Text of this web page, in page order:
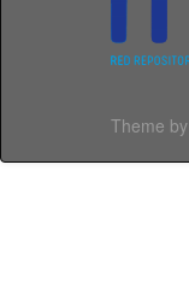
Theme by